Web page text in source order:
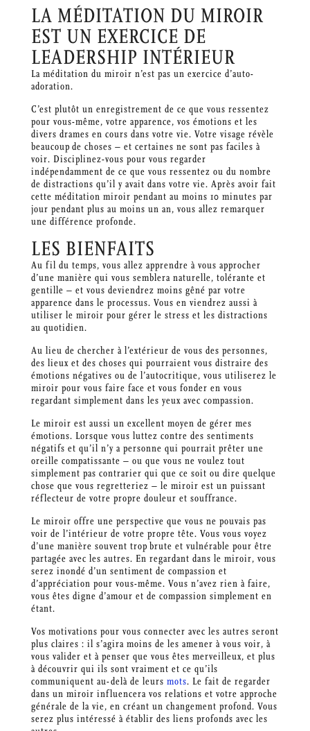
LA MÉDITATION DU MIROIR
EST UN EXERCICE DE
LEADERSHIP INTÉRIEUR
La méditation du miroir n’est pas un exercice d’auto-
adoration.
C’est plutôt un enregistrement de ce que vous ressentez
pour vous-même, votre apparence, vos émotions et les
divers drames en cours dans votre vie. Votre visage révèle
beaucoup de choses – et certaines ne sont pas faciles à
voir. Disciplinez-vous pour vous regarder
indépendamment de ce que vous ressentez ou du nombre
de distractions qu’il y avait dans votre vie. Après avoir fait
cette méditation miroir pendant au moins 10 minutes par
jour pendant plus au moins un an, vous allez remarquer
une différence profonde.
LES BIENFAITS
Au fil du temps, vous allez apprendre à vous approcher
d’une manière qui vous semblera naturelle, tolérante et
gentille – et vous deviendrez moins gêné par votre
apparence dans le processus. Vous en viendrez aussi à
utiliser le miroir pour gérer le stress et les distractions
au quotidien.
Au lieu de chercher à l’extérieur de vous des personnes,
des lieux et des choses qui pourraient vous distraire des
émotions négatives ou de l’autocritique, vous utiliserez le
miroir pour vous faire face et vous fonder en vous
regardant simplement dans les yeux avec compassion.
Le miroir est aussi un excellent moyen de gérer mes
émotions. Lorsque vous luttez contre des sentiments
négatifs et qu’il n’y a personne qui pourrait prêter une
oreille compatissante – ou que vous ne voulez tout
simplement pas contrarier qui que ce soit ou dire quelque
chose que vous regretteriez – le miroir est un puissant
réflecteur de votre propre douleur et souffrance.
Le miroir offre une perspective que vous ne pouvais pas
voir de l’intérieur de votre propre tête. Vous vous voyez
d’une manière souvent trop brute et vulnérable pour être
partagée avec les autres. En regardant dans le miroir, vous
serez inondé d’un sentiment de compassion et
d’appréciation pour vous-même. Vous n’avez rien à faire,
vous êtes digne d’amour et de compassion simplement en
étant.
Vos motivations pour vous connecter avec les autres seront
plus claires : il s’agira moins de les amener à vous voir, à
vous valider et à penser que vous êtes merveilleux, et plus
à découvrir qui ils sont vraiment et ce qu’ils
communiquent au-delà de leurs mots. Le fait de regarder
dans un miroir influencera vos relations et votre approche
générale de la vie, en créant un changement profond. Vous
serez plus intéressé à établir des liens profonds avec les